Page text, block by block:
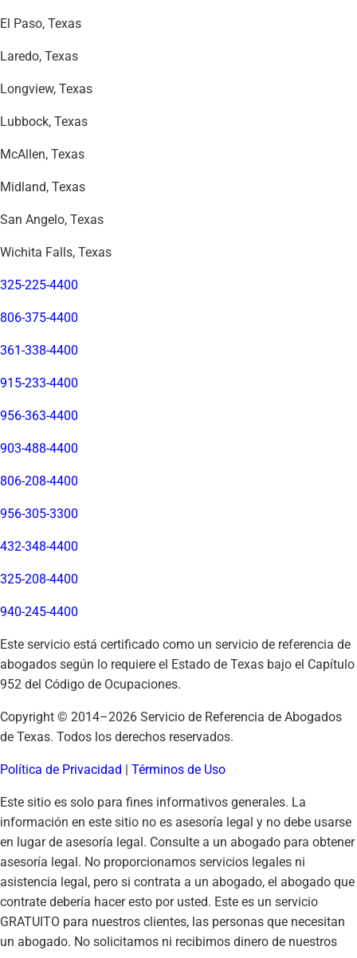
El Paso, Texas
Laredo, Texas
Longview, Texas
Lubbock, Texas
McAllen, Texas
Midland, Texas
San Angelo, Texas
Wichita Falls, Texas
325-225-4400
806-375-4400
361-338-4400
915-233-4400
956-363-4400
903-488-4400
806-208-4400
956-305-3300
432-348-4400
325-208-4400
940-245-4400
Este servicio está certificado como un servicio de referencia de
abogados según lo requiere el Estado de Texas bajo el Capítulo
952 del Código de Ocupaciones.
Copyright © 2014–2026 Servicio de Referencia de Abogados
de Texas. Todos los derechos reservados.
Política de Privacidad | Términos de Uso
Este sitio es solo para fines informativos generales. La
información en este sitio no es asesoría legal y no debe usarse
en lugar de asesoría legal. Consulte a un abogado para obtener
asesoría legal. No proporcionamos servicios legales ni
asistencia legal, pero si contrata a un abogado, el abogado que
contrate debería hacer esto por usted. Este es un servicio
GRATUITO para nuestros clientes, las personas que necesitan
un abogado. No solicitamos ni recibimos dinero de nuestros